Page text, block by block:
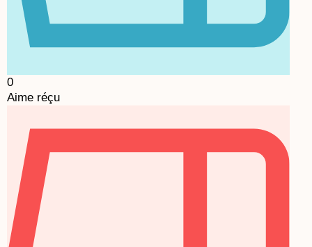
0
Aime réçu